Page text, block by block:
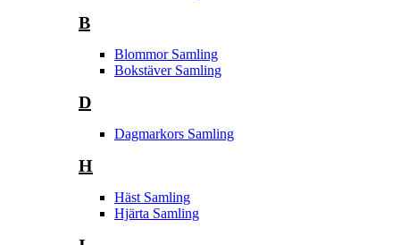
B
Blommor Samling
Bokstäver Samling
D
Dagmarkors Samling
H
Häst Samling
Hjärta Samling